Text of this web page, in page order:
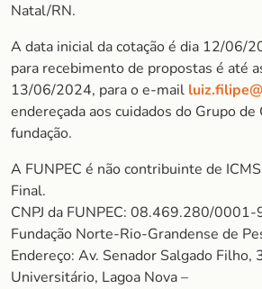
Natal/RN.
A data inicial da cotação é dia 12/06/
para recebimento de propostas é até
13/06/2024, para o e-mail
endereçada aos cuidados do Grupo de
fundação.
A FUNPEC é não contribuinte de
Final.
CNPJ da FUNPEC: 08.469.280/0001-
Fundação Norte-Rio-Grandense de
Endereço: Av. Senador Salgado Filho,
Universitário, Lagoa Nova –